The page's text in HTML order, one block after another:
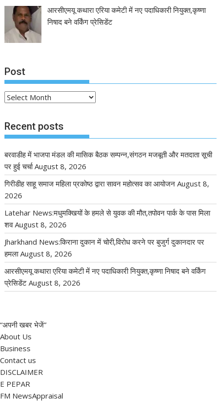
आरसीएमयू कथारा एरिया कमेटी में नए पदाधिकारी नियुक्त,कृष्णा
निषाद बने वर्किंग प्रेसिडेंट
Post
Post
Recent posts
बरवाडीह में भाजपा मंडल की मासिक बैठक सम्पन्न,संगठन मजबूती और मतदाता सूची
पर हुई चर्चा August 8, 2026
गिरीडीह साहू समाज महिला प्रकोष्ठ द्वारा सावन महोत्सव का आयोजन August 8,
2026
Latehar News:मधुमक्खियों के हमले से युवक की मौत,तपोवन पार्क के पास मिला
शव August 8, 2026
Jharkhand News:किराना दुकान में चोरी,विरोध करने पर बुजुर्ग दुकानदार पर
हमला August 8, 2026
आरसीएमयू कथारा एरिया कमेटी में नए पदाधिकारी नियुक्त,कृष्णा निषाद बने वर्किंग
प्रेसिडेंट August 8, 2026
“अपनी खबर भेजें”
About Us
Business
Contact us
DISCLAIMER
E PEPAR
FM NewsAppraisal